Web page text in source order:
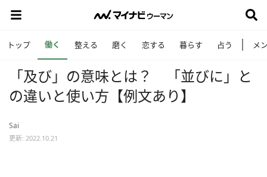
トップ 働く 整える 磨く 恋する 暮らす 占う メ
「及び」の意味とは？ 「並びに」と
の違いと使い方【例文あり】
Sai
更新: 2022.10.21